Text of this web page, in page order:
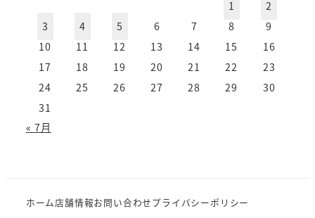
1
2
3
4 5 6 7 8
9
10
11 12 13 14 15
16
17
18 19 20 21 22
23
24
25 26 27 28 29
30
31
« 7月
ホーム店舗情報お問い合わせプライバシーポリシー